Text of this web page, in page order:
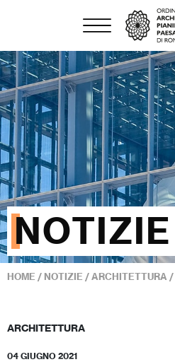
NOTIZIE
HOME / NOTIZIE /ARCHITETTURA /
ARCHITETTURA
04 GIUGNO 2021